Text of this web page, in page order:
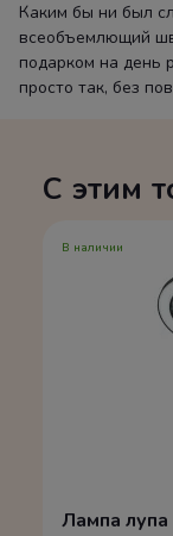
Каким бы ни был
всеобъемлющий
подарком на день
просто так, без
С этим
В наличии
Лампа лупа